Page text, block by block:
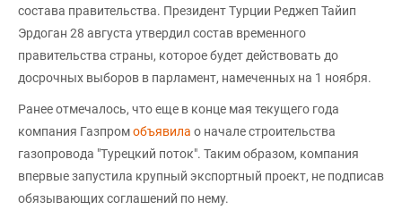
состава правительства. Президент Турции Реджеп Тайип
Эрдоган 28 августа утвердил состав временного
правительства страны, которое будет действовать до
досрочных выборов в парламент, намеченных на 1 ноября.
Ранее отмечалось, что еще в конце мая текущего года
компания Газпромобъявила о начале строительства
газопровода "Турецкий поток". Таким образом, компания
впервые запустила крупный экспортный проект, не подписав
обязывающих соглашений по нему.